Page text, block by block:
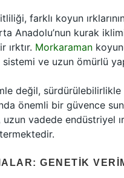
farklı koyun
Anadolu’nun kurak
ırktır. Morkaraman
sistemi ve uzun ömürlü
değil, sürdürülebilirlikle
önemli bir güvence
uzun vadede
GENETIK